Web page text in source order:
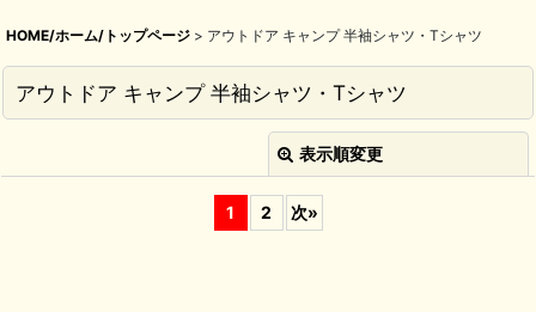
HOME/ホーム/トップページ > アウトドア キャンプ 半袖シャツ・Tシャツ
アウトドア キャンプ 半袖シャツ・Tシャツ
表示順変更
1 2 次»